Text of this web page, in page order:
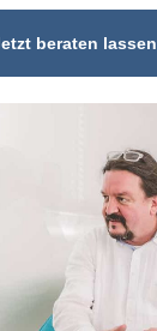
beraten lassen